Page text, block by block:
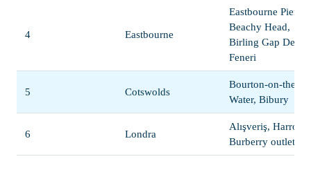
4 Eastbourne
Eastbourne Pier,
Beachy Head,
Birling Gap Deniz
Feneri
5 Cotswolds
Bourton-on-the-
Water, Bibury
6 Londra
Alışveriş, Harrods,
Burberry outlet